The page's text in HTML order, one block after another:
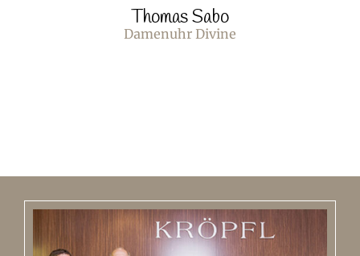
Thomas Sabo
Damenuhr Divine